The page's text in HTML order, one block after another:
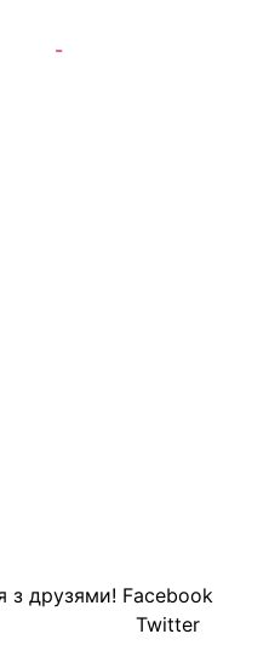
-
з друзями! Facebook
Twitter